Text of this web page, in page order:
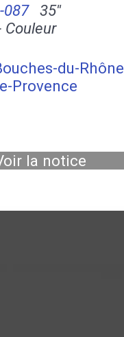
087
35''
du-
Provence
la notice